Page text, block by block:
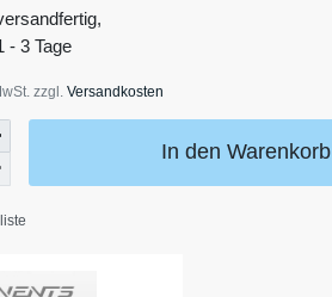
- 3 Tage
zzgl. Versandkosten
In den Warenkorb